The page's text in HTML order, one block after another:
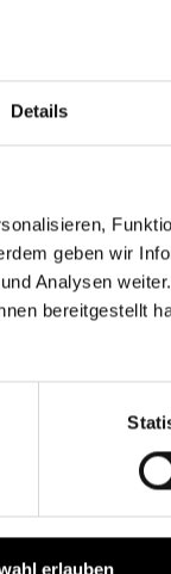
Details
geben wir
Analysen
bereitgestellt
erlauben
Chancen
FAQ